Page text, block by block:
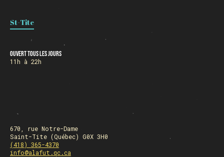
St-Tite
Ouvert tous les jours
11h à 22h
670, rue Notre-Dame
Saint-Tite (Québec) G0X 3H0
(418) 365-4370
info@alafut.qc.ca
HORAIRE DES FÊTES